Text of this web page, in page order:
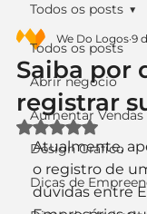
Todos os posts
Abrir negócio
Aumentar Vendas
Design Gráfico
Dicas de
Todos os posts
Saiba por
registrar
We Do Logos 9
Avaliado com
Atualmente,
o registro de
dúvidas entre